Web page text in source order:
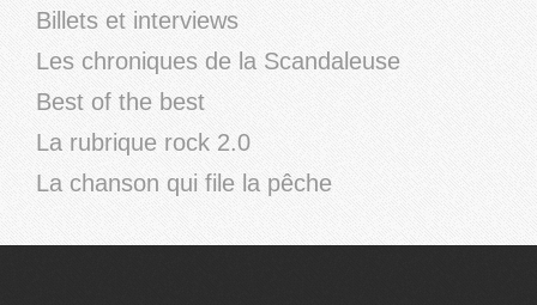
Billets et interviews
Les chroniques de la Scandaleuse
Best of the best
La rubrique rock 2.0
La chanson qui file la pêche